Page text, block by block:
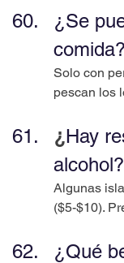
¿Se
comida?
Solo con
pescan los
¿Hay
alcohol?
Algunas
($5-$10).
¿Qué